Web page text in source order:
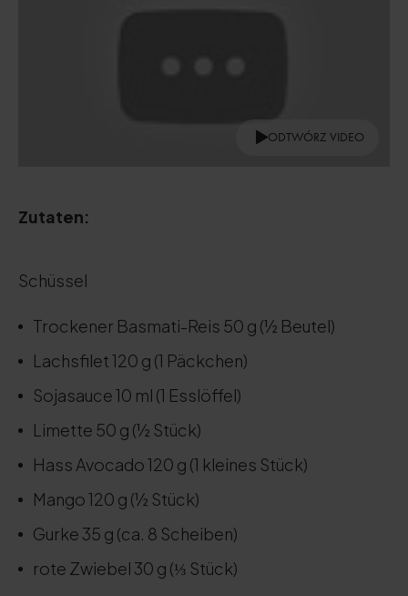
ODTWÓRZ VIDEO
Zutaten:
Schüssel
Trockener Basmati-Reis 50 g (½ Beutel)
Lachsfilet 120 g (1 Päckchen)
Sojasauce 10 ml (1 Esslöffel)
Limette 50 g (½ Stück)
Hass Avocado 120 g (1 kleines Stück)
Mango 120 g (½ Stück)
Gurke 35 g (ca. 8 Scheiben)
rote Zwiebel 30 g (⅓ Stück)